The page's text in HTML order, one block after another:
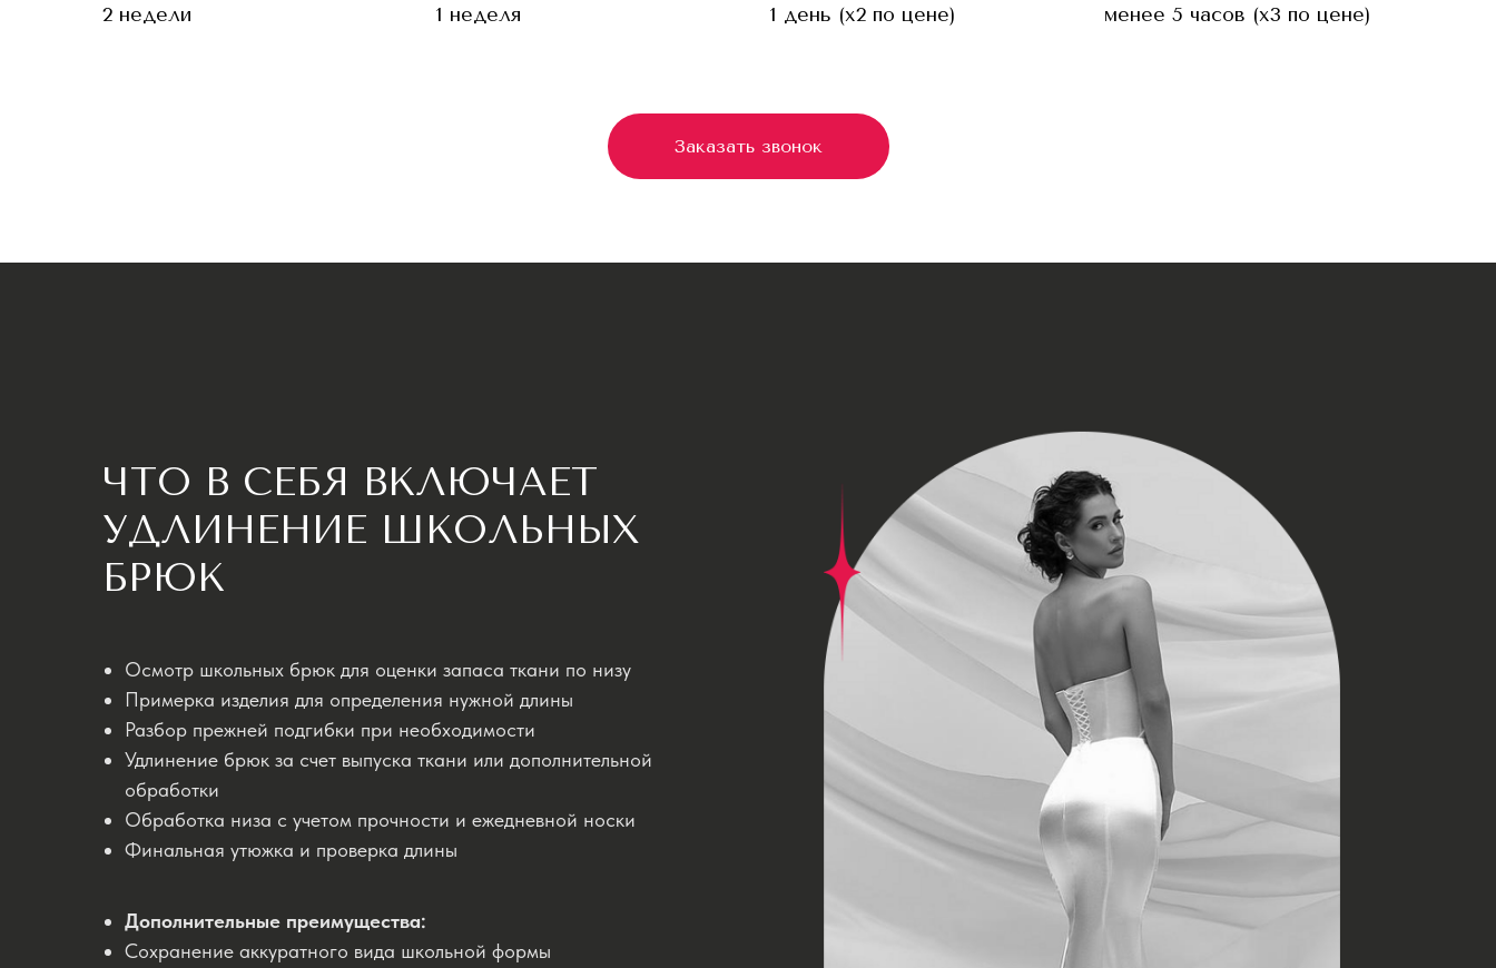
2 недели 1 неделя 1 день (x2 по цене) менее 5 часов (x3 по цене)
Заказать звонок
ЧТО В СЕБЯ ВКЛЮЧАЕТ
УДЛИНЕНИЕ ШКОЛЬНЫХ
БРЮК
Осмотр школьных брюк для оценки запаса ткани по низу
Примерка изделия для определения нужной длины
Разбор прежней подгибки при необходимости
Удлинение брюк за счет выпуска ткани или дополнительной
обработки
Обработка низа с учетом прочности и ежедневной носки
Финальная утюжка и проверка длины
Дополнительные преимущества:
Сохранение аккуратного вида школьной формы